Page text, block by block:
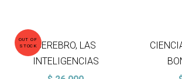
OUT OF
STOCKCEREBRO, LAS
INTELIGENCIAS